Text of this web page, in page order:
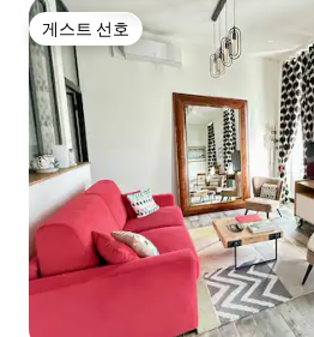
게스트 선호
게스트 선호